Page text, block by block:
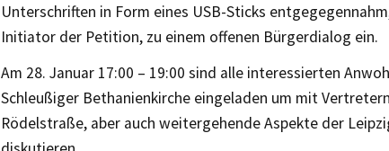
Unterschriften in Form eines USB-Sticks
Initiator der Petition, zu einem offenen Bürgerdialog ein.
Am 28. Januar 17:00 – 19:00 sind alle interessierten
Schleußiger Bethanienkirche eingeladen um mit
Rödelstraße, aber auch weitergehende Aspekte der